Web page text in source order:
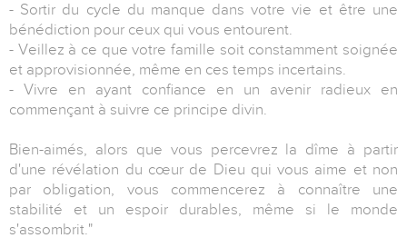
- Sortir du cycle du manque dans votre vie et être une
bénédiction pour ceux qui vous entourent.
- Veillez à ce que votre famille soit constamment soignée
et approvisionnée, même en ces temps incertains.
- Vivre en ayant confiance en un avenir radieux en
commençant à suivre ce principe divin.
Bien-aimés, alors que vous percevrez la dîme à partir
d'une révélation du cœur de Dieu qui vous aime et non
par obligation, vous commencerez à connaître une
stabilité et un espoir durables, même si le monde
s'assombrit."